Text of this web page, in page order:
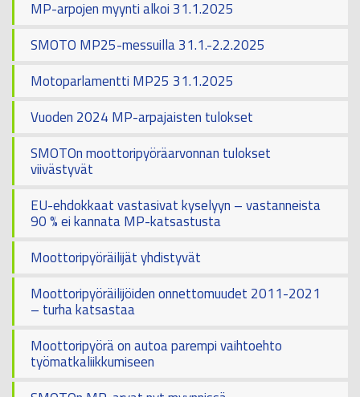
MP-arpojen myynti alkoi 31.1.2025
SMOTO MP25-messuilla 31.1.-2.2.2025
Motoparlamentti MP25 31.1.2025
Vuoden 2024 MP-arpajaisten tulokset
SMOTOn moottoripyöräarvonnan tulokset
viivästyvät
EU-ehdokkaat vastasivat kyselyyn – vastanneista
90 % ei kannata MP-katsastusta
Moottoripyöräilijät yhdistyvät
Moottoripyöräilijöiden onnettomuudet 2011-2021
– turha katsastaa
Moottoripyörä on autoa parempi vaihtoehto
työmatkaliikkumiseen